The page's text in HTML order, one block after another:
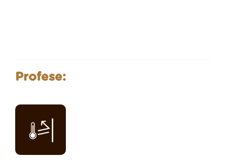
Profese: